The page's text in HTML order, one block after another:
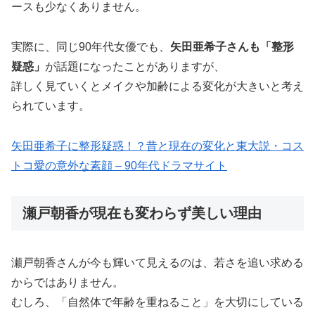
ースも少なくありません。
実際に、同じ90年代女優でも、 矢田亜希子さんも「整形
疑惑」 が話題になったことがありますが、
詳しく見ていくとメイクや加齢による変化が大きいと考え
られています。
矢田亜希子に整形疑惑！？昔と現在の変化と東大説・コス
トコ愛の意外な素顔 – 90年代ドラマサイト
瀬戸朝香が現在も変わらず美しい理由
瀬戸朝香さんが今も輝いて見えるのは、若さを追い求める
からではありません。
むしろ、「自然体で年齢を重ねること」を大切にしている